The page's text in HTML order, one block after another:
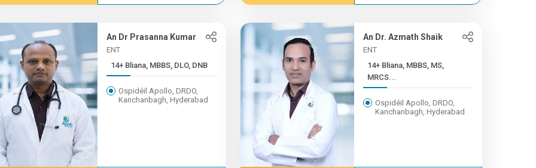
An Dr Prasanna Kumar
ENT
14+ Bliana, MBBS, DLO, DNB
Ospidéil Apollo, DRDO,
Kanchanbagh, Hyderabad
An Dr. Azmath Shaik
ENT
14+ Bliana, MBBS, MS,
MRCS...
Ospidéil Apollo, DRDO,
Kanchanbagh, Hyderabad